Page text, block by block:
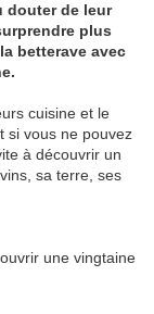
douter de leur
plus
betterave avec
cuisine et le
si vous ne pouvez
à découvrir un
sa terre, ses
une vingtaine